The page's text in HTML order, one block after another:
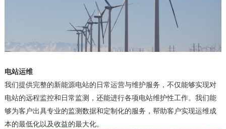
电站运维
我们提供完整的新能源电站的日常运营与维护服务，不仅能够实现对
电站的远程监控和日常监测，还能进行各项电站维护性工作。我们能
够为客户出具专业的监测数据和定制化的服务，帮助客户实现运维成
本的最低化以及收益的最大化。